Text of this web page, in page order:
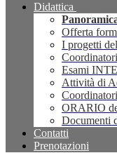
Didattica
Offerta
I progetti
Esami
Attività di
ORARIO
Documenti
Contatti
Prenotazioni